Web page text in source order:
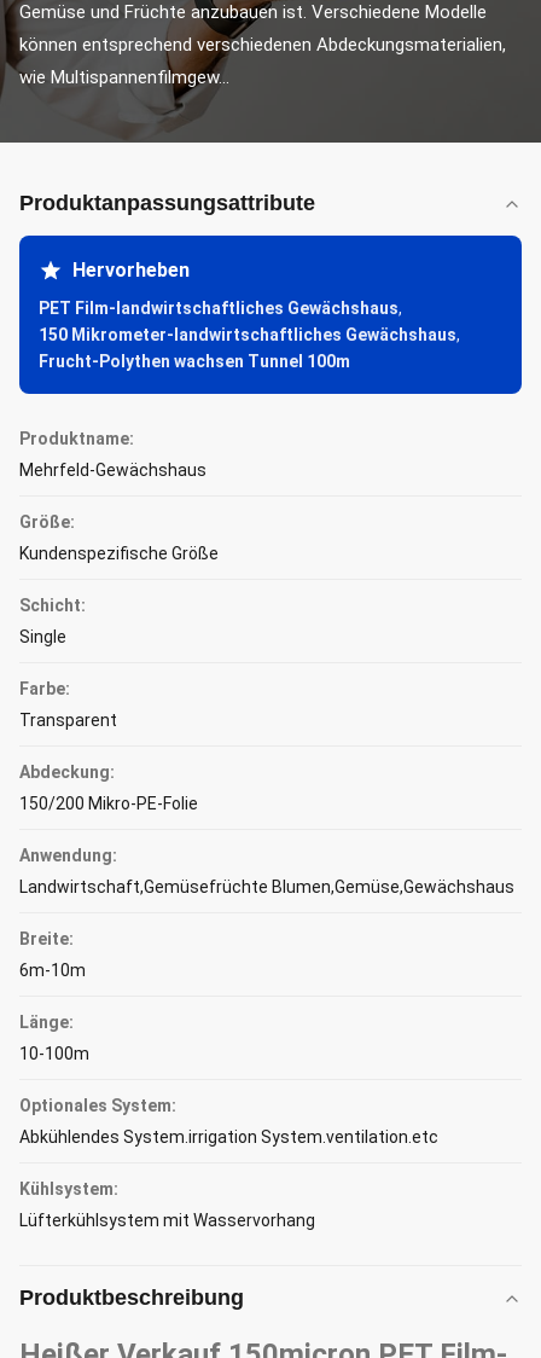
Gemüse und Früchte anzubauen ist. Verschiedene Modelle
können entsprechend verschiedenen Abdeckungsmaterialien,
wie Multispannenfilmgew...
Produktanpassungsattribute
Hervorheben
PET Film-landwirtschaftliches Gewächshaus,
150 Mikrometer-landwirtschaftliches Gewächshaus,
Frucht-Polythen wachsen Tunnel 100m
Produktname:
Mehrfeld-Gewächshaus
Größe:
Kundenspezifische Größe
Schicht:
Single
Farbe:
Transparent
Abdeckung:
150/200 Mikro-PE-Folie
Anwendung:
Landwirtschaft,Gemüsefrüchte Blumen,Gemüse,Gewächshaus
Breite:
6m-10m
Länge:
10-100m
Optionales System:
Abkühlendes System.irrigation System.ventilation.etc
Kühlsystem:
Lüfterkühlsystem mit Wasservorhang
Produktbeschreibung